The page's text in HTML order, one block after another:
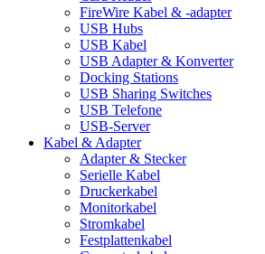
FireWire Kabel & -adapter
USB Hubs
USB Kabel
USB Adapter & Konverter
Docking Stations
USB Sharing Switches
USB Telefone
USB-Server
Kabel & Adapter
Adapter & Stecker
Serielle Kabel
Druckerkabel
Monitorkabel
Stromkabel
Festplattenkabel